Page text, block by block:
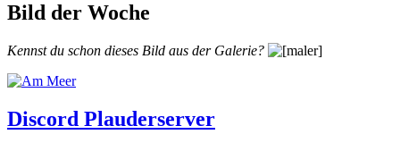
Bild der Woche
Kennst du schon dieses Bild aus der Galerie?
Discord Plauderserver